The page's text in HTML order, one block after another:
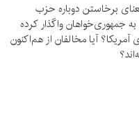
برخاستن دوباره حزب
جمهوری‌خواهان واگذار کرده
آیا مخالفان از هم‌اکنون